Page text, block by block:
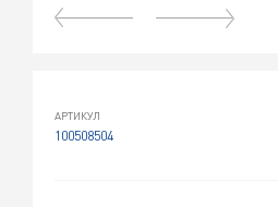
АРТИКУЛ
100508504